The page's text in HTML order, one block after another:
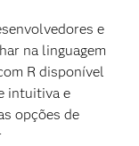
e
na linguagem
R disponível
intuitiva e
opções de